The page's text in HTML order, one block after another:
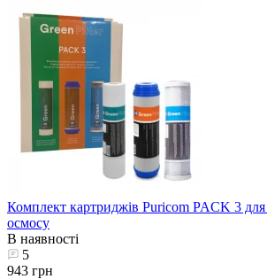
Комплект картриджів Puricom PACK 3 для
осмосу
В наявності
5
943 грн